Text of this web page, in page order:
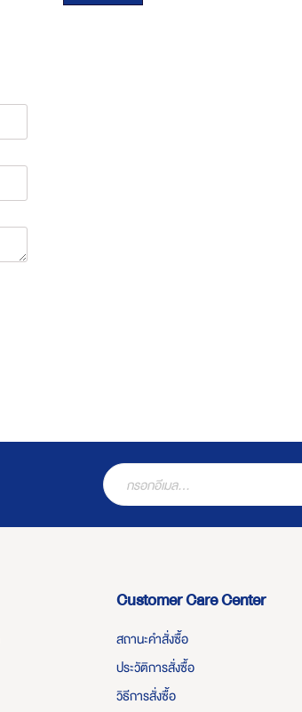
Customer Care Center
สถานะคำสั่งซื้อ
ประวัติการสั่งซื้อ
วิธีการสั่งซื้อ